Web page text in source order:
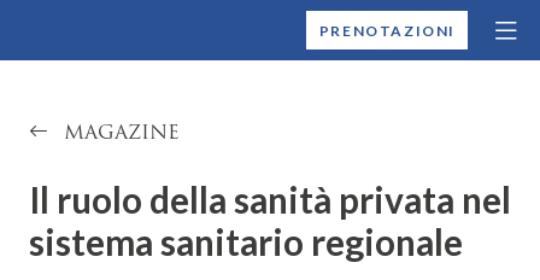
MONTALLEGROPRENOTAZIONI
MAGAZINE
Il ruolo della sanità privata nel
sistema sanitario regionale